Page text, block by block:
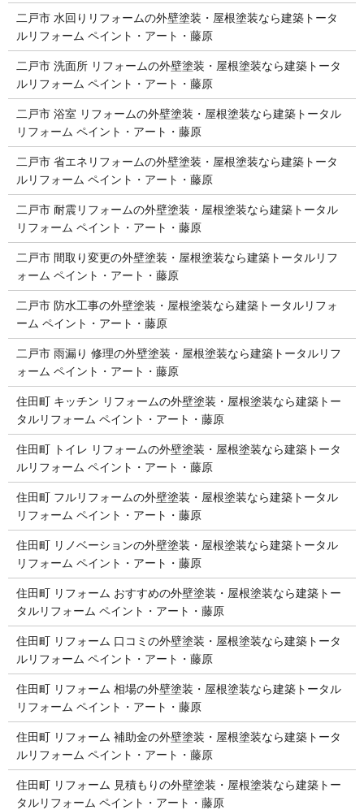
二戸市 水回りリフォームの外壁塗装・屋根塗装なら建築トータ
ルリフォーム ペイント・アート・藤原
二戸市 洗面所 リフォームの外壁塗装・屋根塗装なら建築トータ
ルリフォーム ペイント・アート・藤原
二戸市 浴室 リフォームの外壁塗装・屋根塗装なら建築トータル
リフォーム ペイント・アート・藤原
二戸市 省エネリフォームの外壁塗装・屋根塗装なら建築トータ
ルリフォーム ペイント・アート・藤原
二戸市 耐震リフォームの外壁塗装・屋根塗装なら建築トータル
リフォーム ペイント・アート・藤原
二戸市 間取り変更の外壁塗装・屋根塗装なら建築トータルリフ
ォーム ペイント・アート・藤原
二戸市 防水工事の外壁塗装・屋根塗装なら建築トータルリフォ
ーム ペイント・アート・藤原
二戸市 雨漏り 修理の外壁塗装・屋根塗装なら建築トータルリフ
ォーム ペイント・アート・藤原
住田町 キッチン リフォームの外壁塗装・屋根塗装なら建築トー
タルリフォーム ペイント・アート・藤原
住田町 トイレ リフォームの外壁塗装・屋根塗装なら建築トータ
ルリフォーム ペイント・アート・藤原
住田町 フルリフォームの外壁塗装・屋根塗装なら建築トータル
リフォーム ペイント・アート・藤原
住田町 リノベーションの外壁塗装・屋根塗装なら建築トータル
リフォーム ペイント・アート・藤原
住田町 リフォーム おすすめの外壁塗装・屋根塗装なら建築トー
タルリフォーム ペイント・アート・藤原
住田町 リフォーム 口コミの外壁塗装・屋根塗装なら建築トータ
ルリフォーム ペイント・アート・藤原
住田町 リフォーム 相場の外壁塗装・屋根塗装なら建築トータル
リフォーム ペイント・アート・藤原
住田町 リフォーム 補助金の外壁塗装・屋根塗装なら建築トータ
ルリフォーム ペイント・アート・藤原
住田町 リフォーム 見積もりの外壁塗装・屋根塗装なら建築トー
タルリフォーム ペイント・アート・藤原